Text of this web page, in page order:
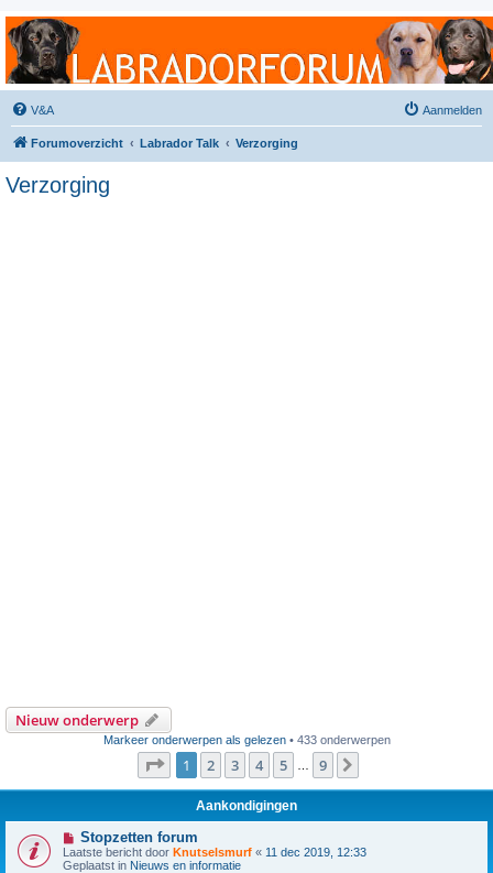
Labradorforum
Het gezelligste Labradorforum van Nederland en België!
V&A Aanmelden
Forumoverzicht Labrador Talk Verzorging
Verzorging
Nieuw onderwerp
Markeer onderwerpen als gelezen• 433 onderwerpen
Pagina van 9
1 2 3 4 5 9
Aankondigingen
Stopzetten forum
Laatste bericht door Knutselsmurf « 11 dec 2019, 12:33
Geplaatst in Nieuws en informatie